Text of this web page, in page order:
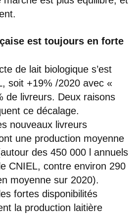
est toujours en forte
de lait biologique s’est
soit +19% /2020 avec «
de livreurs. Deux raisons
ce décalage.
nouveaux livreurs
une production moyenne
des 450 000 l annuels
CNIEL, contre environ 290
moyenne sur 2020).
fortes disponibilités
la production laitière